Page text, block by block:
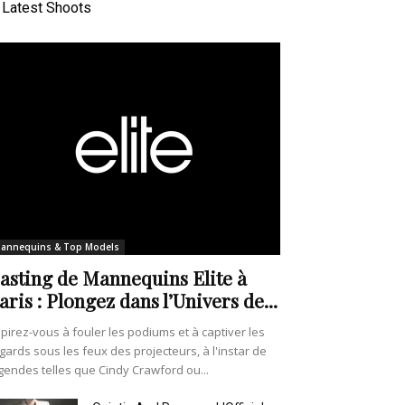
Latest Shoots
& Top Models
de Mannequins Elite à
: Plongez dans l’Univers de...
vous à fouler les podiums et à captiver les
sous les feux des projecteurs, à l'instar de
telles que Cindy Crawford ou...